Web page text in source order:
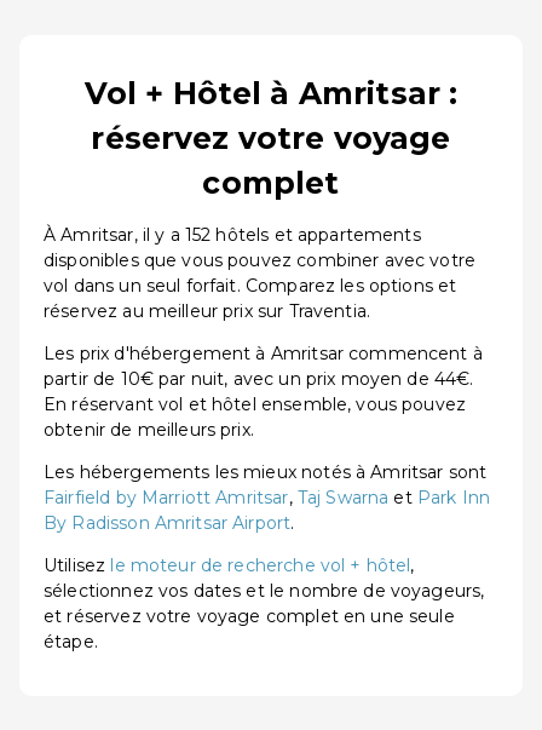
Vol + Hôtel à Amritsar :
réservez votre voyage
complet
À Amritsar, il y a 152 hôtels et appartements
disponibles que vous pouvez combiner avec votre
vol dans un seul forfait. Comparez les options et
réservez au meilleur prix sur Traventia.
Les prix d'hébergement à Amritsar commencent à
partir de 10€ par nuit, avec un prix moyen de 44€.
En réservant vol et hôtel ensemble, vous pouvez
obtenir de meilleurs prix.
Les hébergements les mieux notés à Amritsar sont
Fairfield by Marriott Amritsar, Taj Swarna et Park Inn
By Radisson Amritsar Airport.
Utilisez le moteur de recherche vol + hôtel,
sélectionnez vos dates et le nombre de voyageurs,
et réservez votre voyage complet en une seule
étape.